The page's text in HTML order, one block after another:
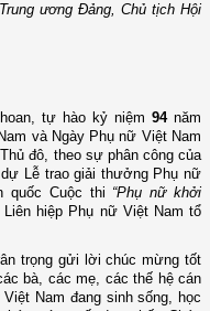
ương Đảng, Chủ tịch Hội
tự hào kỷ niệm 94năm
và Ngày Phụ nữ Việt Nam
đô, theo sự phân công của
dự Lễ trao giải thưởng Phụ nữ
quốc Cuộc thi “Phụ nữ khởi
hiệp Phụ nữ Việt Nam tổ
trọng gửi lời chúc mừng tốt
bà, các mẹ, các thế hệ cán
Nam đang sinh sống, học